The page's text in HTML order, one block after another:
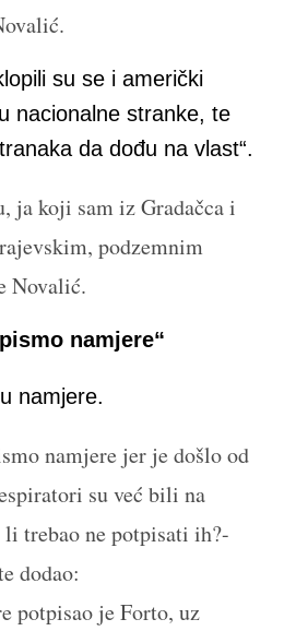
su se i američki
nacionalne stranke, te
da dođu na vlast“.
ja koji sam iz Gradačca i
podzemnim
Novalić.
namjere“
namjere.
namjere jer je došlo od
su već bili na
trebao ne potpisati ih?-
dodao:
potpisao je Forto, uz